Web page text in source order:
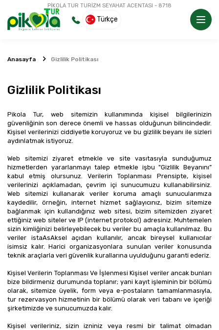
PİKOLA TUR TURİZM SEYAHAT ACENTASI - 8718
Türkçe
Anasayfa Gizlilik Politikası
Gizlilik Politikası
Pikola Tur, web sitemizin kullanımında kişisel bilgilerinizin
güvenliğinin son derece önemli ve hassas olduğunun bilincindedir.
Kişisel verilerinizi ciddiyetle koruyoruz ve bu gizlilik beyanı ile sizleri
aydınlatmak istiyoruz.
Web sitemizi ziyaret etmekle ve site vasıtasıyla sunduğumuz
hizmetlerden yararlanmayı talep etmekle işbu "Gizlilik Beyanını”
kabul etmiş olursunuz. Verilerin Toplanması Prensipte, kişisel
verilerinizi açıklamadan, çevrim içi sunucumuzu kullanabilirsiniz.
Web sitemizi kullanarak veriler koruma amaçlı sunucularımıza
kaydedilir, örneğin, internet hizmet sağlayıcınız, bizim sitemize
bağlanmak için kullandığınız web sitesi, bizim sitemizden ziyaret
ettiğiniz web siteler ve IP (internet protokol) adresiniz. Muhtemelen
sizin kimliğinizi belirleyebilecek bu veriler bu amaçla kullanılmaz. Bu
veriler istaAsAksel açıdan kullanılır, ancak bireysel kullanıcılar
isimsiz kalır. Harici organizasyonlara sunulan veriler konusunda
teknik araçlarla veri güvenlik kurallarına uyulduğunu garanti ederiz.
Kişisel Verilerin Toplanması Ve İşlenmesi Kişisel veriler ancak bunları
bize bildirmeniz durumunda toplanır; yani kayıt işleminin bir bölümü
olarak, sitemize üyelik, form veya e-postaların tamamlanmasıyla,
tur rezervasyon hizmetinin bir bölümü olarak veri tabanı ve içeriği
şirketimizde ve sunucumuzda kalır.
Kişisel verileriniz, sizin izniniz veya resmi bir talimat olmadan